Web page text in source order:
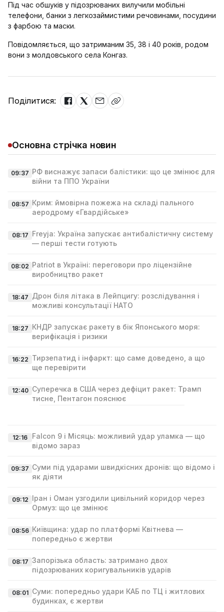
Під час обшуків у підозрюваних вилучили мобільні
телефони, банки з легкозаймистими речовинами, посудини
з фарбою та маски.
Повідомляється, що затриманим 35, 38 і 40 років, родом
вони з молдовського села Конгаз.
Поділитися:
Основна стрічка новин
09:37 РФ виснажує запаси балістики: що це змінює для
війни та ППО України
08:57 Крим: ймовірна пожежа на складі пального
аеродрому «Гвардійське»
08:17 Freyja: Україна запускає антибалістичну систему
— перші тести готують
08:02 Patriot в Україні: переговори про ліцензійне
виробництво ракет
18:47 Дрон біля літака в Лейпцигу: розслідування і
можливі консультації НАТО
18:27 КНДР запускає ракету в бік Японського моря:
верифікація і ризики
16:22 Тирзепатид і інфаркт: що саме доведено, а що
ще перевірити
12:40 Суперечка в США через дефіцит ракет: Трамп
тисне, Пентагон пояснює
12:16
Falcon 9 і Місяць: можливий удар уламка — що
відомо зараз
09:37 Суми під ударами швидкісних дронів: що відомо і
як діяти
09:12 Іран і Оман узгодили цивільний коридор через
Ормуз: що це змінює
08:56 Київщина: удар по платформі Квітнева —
попередньо є жертви
08:17 Запорізька область: затримано двох
підозрюваних коригувальників ударів
08:01 Суми: попередньо удари КАБ по ТЦ і житлових
будинках, є жертви